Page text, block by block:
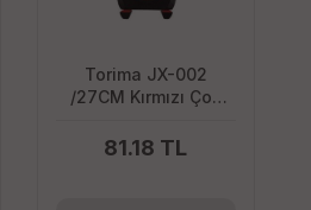
Torima JX-002
/27CM Kırmızı Çok
Holder Araç İçi
81.18 TL